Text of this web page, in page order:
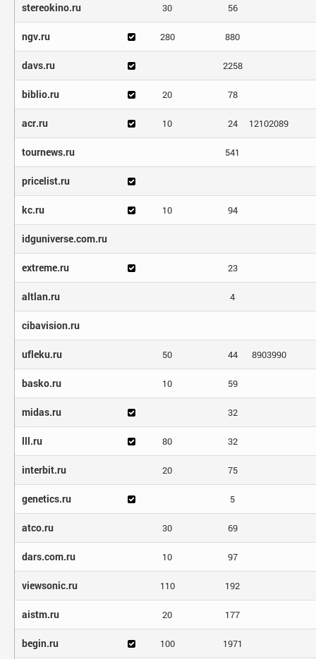
stereokino.ru 30 56
ngv.ru 280 880
davs.ru 2258
biblio.ru 20 78
acr.ru 10 24 12102089
tournews.ru 541
pricelist.ru
kc.ru 10 94
idguniverse.com.ru
extreme.ru 23
altlan.ru 4
cibavision.ru
ufleku.ru 50 44 8903990
basko.ru 10 59
midas.ru 32
lll.ru 80 32
interbit.ru 20 75
genetics.ru 5
atco.ru 30 69
dars.com.ru 10 97
viewsonic.ru 110 192
aistm.ru 20 177
begin.ru 100 1971